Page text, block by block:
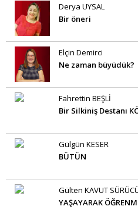
Derya UYSAL
Bir öneri
Elçin Demirci
Ne zaman büyüdük?
Fahrettin BEŞLİ
Bir Silkiniş Destanı
Gülgün KESER
BÜTÜN
Gülten KAVUT
YAŞAYARAK